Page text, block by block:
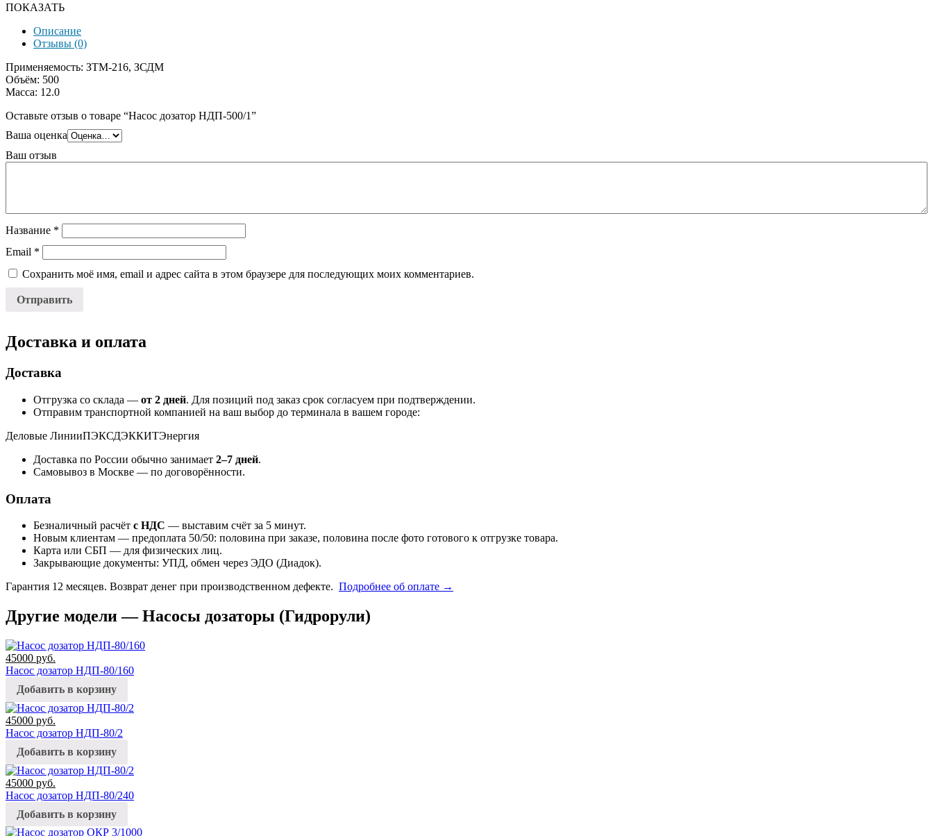
ПОКАЗАТЬ
Описание
Отзывы (0)
Применяемость: ЗТМ-216, ЗСДМ
Объём: 500
Масса: 12.0
Оставьте отзыв о товаре “Насос дозатор НДП-500/1”
Ваша оценка
Ваш отзыв
Название *
Email *
Сохранить моё имя, email и адрес сайта в этом браузере для последующих моих комментариев.
Доставка и оплата
Доставка
Отгрузка со склада — от 2 дней. Для позиций под заказ срок согласуем при подтверждении.
Отправим транспортной компанией на ваш выбор до терминала в вашем городе:
Деловые ЛинииПЭКСДЭККИТЭнергия
Доставка по России обычно занимает 2–7 дней.
Самовывоз в Москве — по договорённости.
Оплата
Безналичный расчёт с НДС — выставим счёт за 5 минут.
Новым клиентам — предоплата 50/50: половина при заказе, половина после фото готового к отгрузке товара.
Карта или СБП — для физических лиц.
Закрывающие документы: УПД, обмен через ЭДО (Диадок).
Гарантия 12 месяцев. Возврат денег при производственном дефекте. Подробнее об оплате →
Другие модели — Насосы дозаторы (Гидрорули)
45000 руб.
Насос дозатор НДП-80/160
Добавить в корзину
45000 руб.
Насос дозатор НДП-80/2
Добавить в корзину
45000 руб.
Насос дозатор НДП-80/240
Добавить в корзину